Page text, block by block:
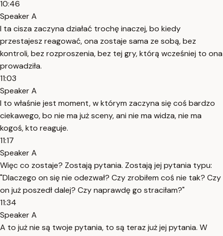
10:46
Speaker A
I ta cisza zaczyna działać trochę inaczej, bo kiedy
przestajesz reagować, ona zostaje sama ze sobą, bez
kontroli, bez rozproszenia, bez tej gry, którą wcześniej to ona
prowadziła.
11:03
Speaker A
I to właśnie jest moment, w którym zaczyna się coś bardzo
ciekawego, bo nie ma już sceny, ani nie ma widza, nie ma
kogoś, kto reaguje.
11:17
Speaker A
Więc co zostaje? Zostają pytania. Zostają jej pytania typu:
"Dlaczego on się nie odezwał? Czy zrobiłem coś nie tak? Czy
on już poszedł dalej? Czy naprawdę go straciłam?"
11:34
Speaker A
A to już nie są twoje pytania, to są teraz już jej pytania. W